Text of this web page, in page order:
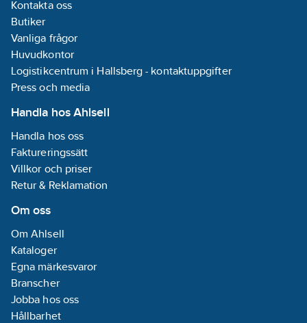
Kontakta oss
Butiker
Vanliga frågor
Huvudkontor
Logistikcentrum i Hallsberg - kontaktuppgifter
Press och media
Handla hos Ahlsell
Handla hos oss
Faktureringssätt
Villkor och priser
Retur & Reklamation
Om oss
Om Ahlsell
Kataloger
Egna märkesvaror
Branscher
Jobba hos oss
Hållbarhet